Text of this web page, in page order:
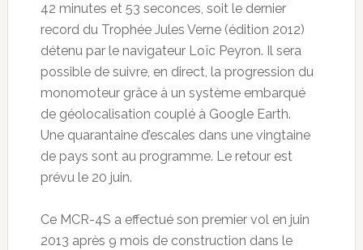
42 minutes et 53 seconces, soit le dernier
record du Trophée Jules Verne (édition 2012)
détenu par le navigateur Loïc Peyron. Il sera
possible de suivre, en direct, la progression du
monomoteur grâce à un système embarqué
de géolocalisation couplé à Google Earth.
Une quarantaine d’escales dans une vingtaine
de pays sont au programme. Le retour est
prévu le 20 juin.
Ce MCR-4S a effectué son premier vol en juin
2013 après 9 mois de construction dans le